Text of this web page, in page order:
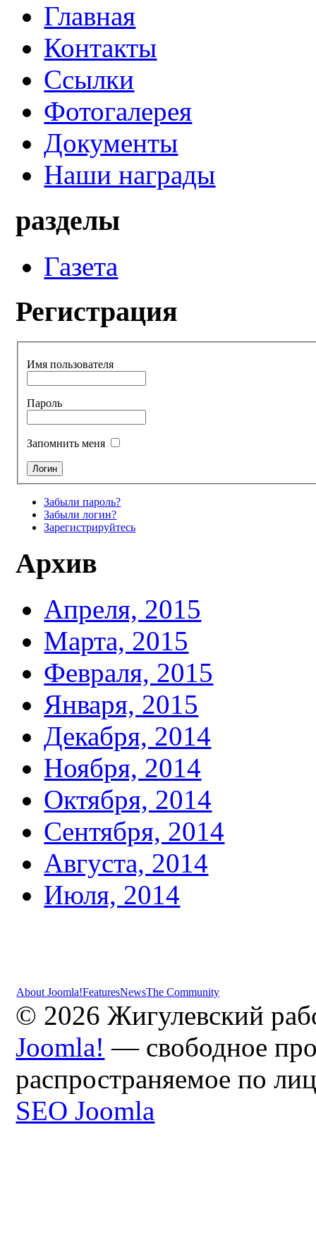
Главная
Контакты
Ссылки
Фотогалерея
Документы
Наши награды
разделы
Газета
Регистрация
Имя пользователя
Пароль
Запомнить меня
Забыли пароль?
Забыли логин?
Зарегистрируйтесь
Архив
Апреля, 2015
Марта, 2015
Февраля, 2015
Января, 2015
Декабря, 2014
Ноября, 2014
Октября, 2014
Сентября, 2014
Августа, 2014
Июля, 2014
About Joomla!FeaturesNewsThe Community
© 2026 Жигулевский
Joomla! — свободное
распространяемое по
SEO Joomla